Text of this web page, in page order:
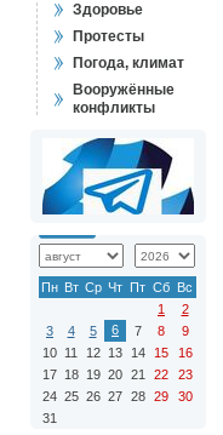
Здоровье
Протесты
Погода, климат
Вооружённые
конфликты
Пн Вт Ср Чт Пт Сб Вс
1
2
3
4 5 6 7 8
9
10 11 12 13 14 15
16
17 18 19 20 21 22
23
24 25 26 27 28 29
30
31